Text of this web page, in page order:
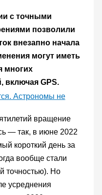
с точными
позволили
внезапно начала
могут иметь
многих
включая GPS.
вращение
— так, в июне 2022
короткий день за
вообще стали
точностью). Но
усреднения